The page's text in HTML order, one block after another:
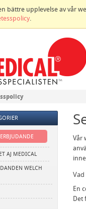
bättre upplevelse av vår
.
AJ MEDICAL
WELCH
Vår
Vad
En
Det